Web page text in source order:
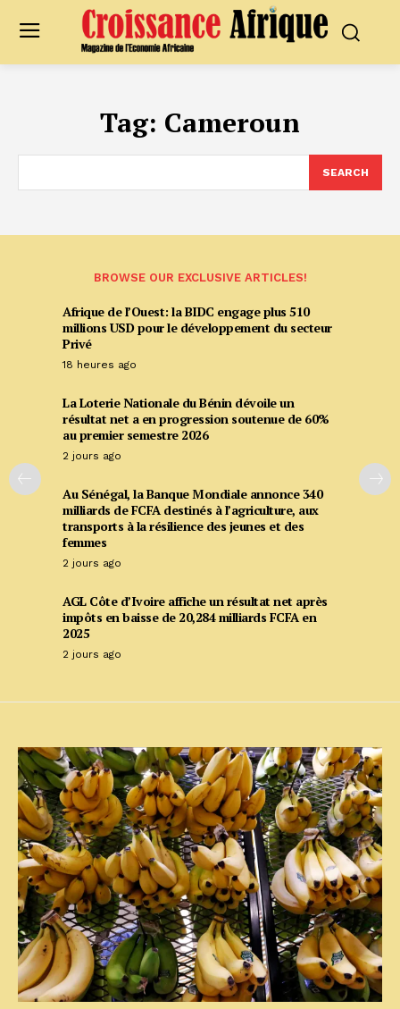
Tag: Cameroun
SEARCH
BROWSE OUR EXCLUSIVE ARTICLES!
Afrique de l’Ouest: la BIDC engage plus 510
millions USD pour le développement du secteur
Privé
18 heures ago
La Loterie Nationale du Bénin dévoile un
résultat net a en progression soutenue de 60%
au premier semestre 2026
2 jours ago
Au Sénégal, la Banque Mondiale annonce 340
milliards de FCFA destinés à l’agriculture, aux
transports à la résilience des jeunes et des
femmes
2 jours ago
AGL Côte d’Ivoire affiche un résultat net après
impôts en baisse de 20,284 milliards FCFA en
2025
2 jours ago